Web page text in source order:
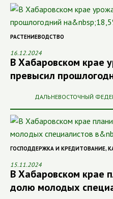
РАСТЕНИЕВОДСТВО
16.12.2024
В Хабаровском крае
превысил
ДАЛЬНЕВОСТОЧНЫЙ
ГОСПОДДЕРЖКА И КРЕДИТОВАНИЕ,
15.11.2024
В Хабаровском крае
долю молодых